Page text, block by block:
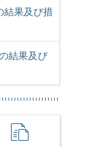
結果及び措
結果及び